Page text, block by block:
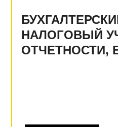
НАЛОГОВЫЙ
ОТЧЕТНОСТИ,